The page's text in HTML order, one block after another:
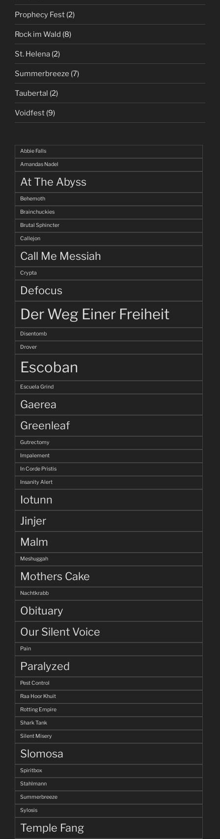
Prophecy Fest (2)
Rock im Wald (8)
St. Helena (2)
Summerbreeze (7)
Taubertal (2)
Voidfest (9)
Abbie Falls
Amandas Nadel
At The Abyss
Behemoth
Brainchuckies
Brutal Sphincter
Callejon
Call Me Messiah
Crypta
Defocus
Der Weg Einer Freiheit
Disentomb
Drover
Escoban
Escuela Grind
Gaerea
Greenleaf
Gutrectomy
Impalement
In Corde Pristis
Insanity Alert
Iotunn
Jinjer
Malm
Meshuggah
Mothers Cake
Nachtkrabb
Obituary
Our Silent Voice
Pain
Paralyzed
Pest Control
Raa Hoor Khuit
Rotting Empire
Shark Tank
Silent Misery
Slomosa
Spiritbox
Stahlmann
Summerbreeze
Sylosis
Temple Fang